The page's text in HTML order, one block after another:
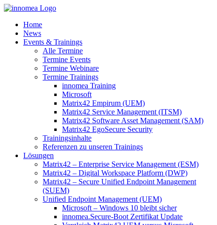
Zum
springenHome
News
Events & Trainings
Alle Termine
Termine Events
Termine Webinare
Termine Trainings
innomea Training
Microsoft
Matrix42 Empirum (UEM)
Matrix42 Service Management (ITSM)
Matrix42 Software Asset Management (SAM)
Matrix42 EgoSecure Security
Trainingsinhalte
Referenzen zu unseren Trainings
Lösungen
Matrix42 – Enterprise Service Management (ESM)
Matrix42 – Digital Workspace Platform (DWP)
Matrix42 – Secure Unified Endpoint Management
(SUEM)
Unified Endpoint Management (UEM)
Microsoft – Windows 10 bleibt sicher
innomea.Secure-Boot Zertifikat Update